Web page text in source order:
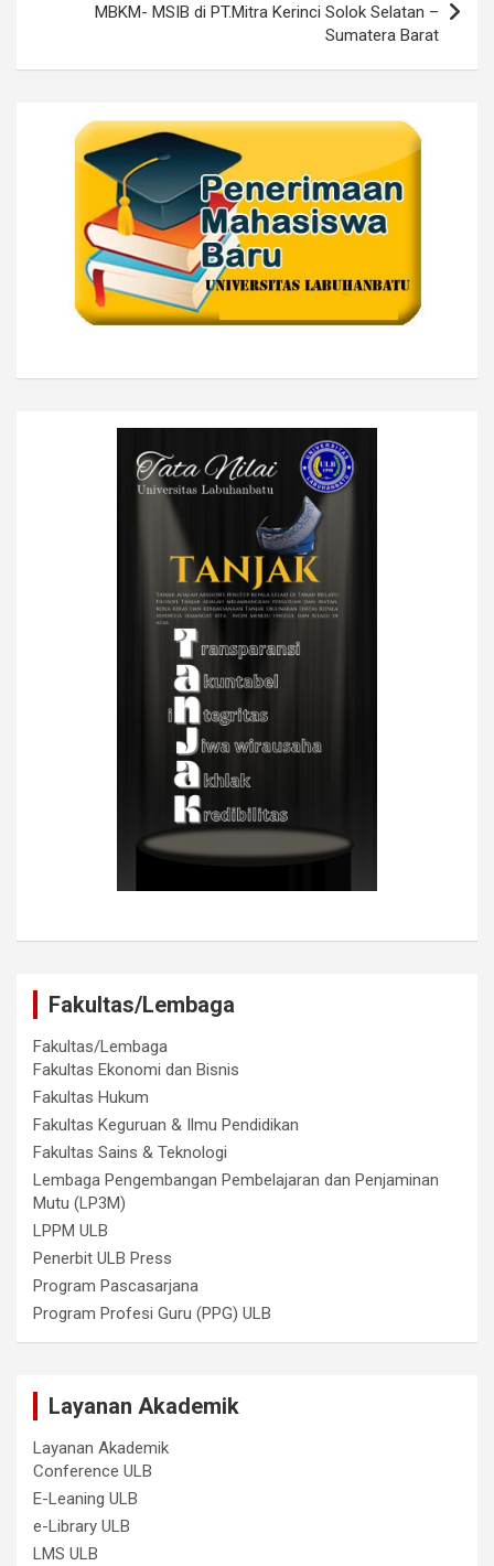
MBKM- MSIB di PT.Mitra Kerinci Solok Selatan –
Sumatera Barat
Fakultas/Lembaga
Fakultas/Lembaga
Fakultas Ekonomi dan Bisnis
Fakultas Hukum
Fakultas Keguruan & Ilmu Pendidikan
Fakultas Sains & Teknologi
Lembaga Pengembangan Pembelajaran dan Penjaminan
Mutu (LP3M)
LPPM ULB
Penerbit ULB Press
Program Pascasarjana
Program Profesi Guru (PPG) ULB
Layanan Akademik
Layanan Akademik
Conference ULB
E-Leaning ULB
e-Library ULB
LMS ULB